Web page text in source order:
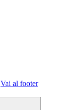
Vai al footer